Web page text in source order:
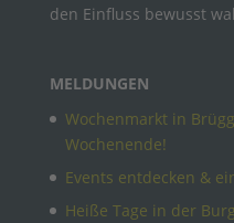
den Einfluss bewusst
MELDUNGEN
Wochenmarkt in
Wochenende!
Events entdecken &
Heiße Tage in der